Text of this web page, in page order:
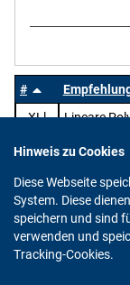
#
XLl
Lineare
Hinweis zu Cookies
Diese Webseite
System. Diese
speichern und sind
verwenden und
Tracking-Cookies.